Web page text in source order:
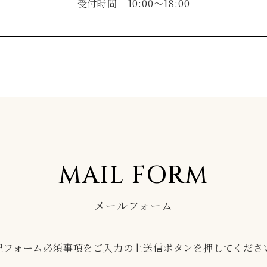
受付時間 10:00～18:00
MAIL FORM
メールフォーム
フォーム必須事項をご入力の上送信ボタンを押してくださ